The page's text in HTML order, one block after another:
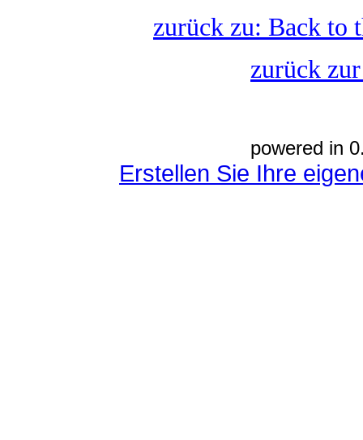
zurück zu: Back to
zurück
powered in
Erstellen Sie Ihre